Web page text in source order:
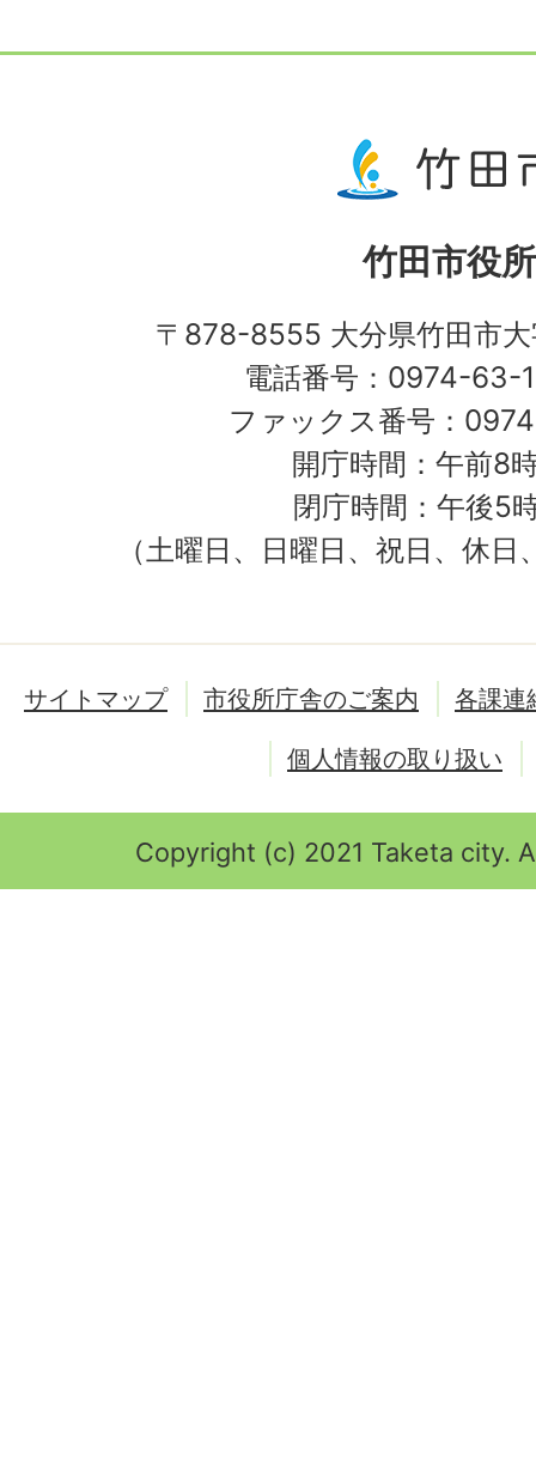
竹田市役所
〒878-8555 大分県竹田市
電話番号：0974-63-
ファックス番号：
開庁時間：午前8
閉庁時間：午後5
（土曜日、日曜日、祝日、休
サイトマップ 市役所庁舎のご案内
各課連
個人情報の取り扱い
Copyright (c) 2021 Taketa city.